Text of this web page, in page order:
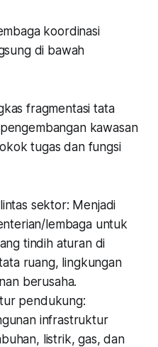
koordinasi
di bawah
fragmentasi tata
kawasan
tugas dan fungsi
sektor: Menjadi
lembaga untuk
tindih aturan di
ruang, lingkungan
berusaha.
pendukung:
infrastruktur
listrik, gas, dan